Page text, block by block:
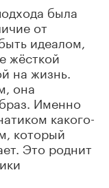
была
от
идеалом,
жёсткой
на жизнь.
она
Именно
какого-
который
Это роднит